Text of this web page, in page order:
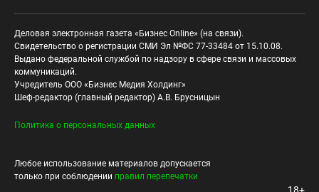
Деловая электронная газета «Бизнес Online» (на связи).
Свидетельство о регистрации СМИ Эл №ФС 77-33484 от 15.10.08.
Выдано федеральной службой по надзору в сфере связи и массовых
коммуникаций.
Учредитель ООО «Бизнес Медия Холдинг»
Шеф-редактор (главный редактор) А.В. Брусницын
Политика о персональных данных
Любое использование материалов допускается
только при соблюдении правил перепечатки